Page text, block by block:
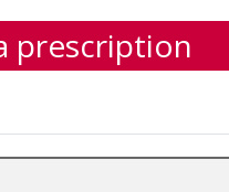
prescription